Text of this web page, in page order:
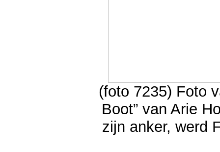
(foto 7235) Foto
Boot” van Arie
zijn anker, werd